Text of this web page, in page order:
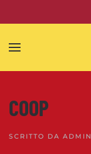
Skip to main content
COOP
SCRITTO DA ADMIN